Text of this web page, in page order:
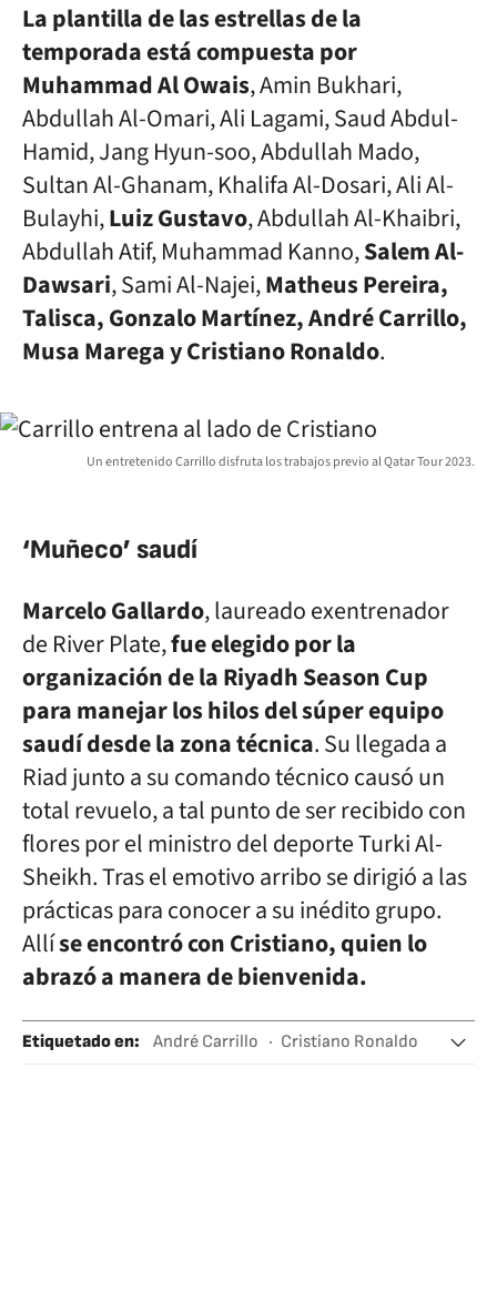
La plantilla de las estrellas de la
temporada está compuesta por
Muhammad Al Owais, Amin Bukhari,
Abdullah Al-Omari, Ali Lagami, Saud Abdul-
Hamid, Jang Hyun-soo, Abdullah Mado,
Sultan Al-Ghanam, Khalifa Al-Dosari, Ali Al-
Bulayhi,Luiz Gustavo, Abdullah Al-Khaibri,
Abdullah Atif, Muhammad Kanno,Salem Al-
Dawsari, Sami Al-Najei,Matheus Pereira,
Talisca, Gonzalo Martínez, André Carrillo,
Musa Marega y Cristiano Ronaldo.
Un entretenido Carrillo disfruta los trabajos previo al Qatar Tour 2023.
‘Muñeco’ saudí
Marcelo Gallardo, laureado exentrenador
de River Plate,fue elegido por la
organización de la Riyadh Season Cup
para manejar los hilos del súper equipo
saudí desde la zona técnica. Su llegada a
Riad junto a su comando técnico causó un
total revuelo, a tal punto de ser recibido con
flores por el ministro del deporte Turki Al-
Sheikh. Tras el emotivo arribo se dirigió a las
prácticas para conocer a su inédito grupo.
Allíse encontró con Cristiano, quien lo
abrazó a manera de bienvenida.
Etiquetado en: André Carrillo
Cristiano Ronaldo